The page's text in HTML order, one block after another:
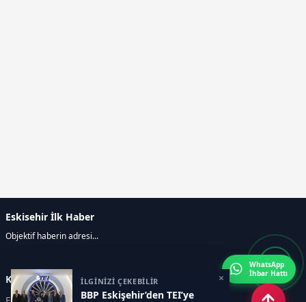
İLGİNİZİ ÇEKEBİLİR
BBP Eskişehir’den TEI’ye
×
Eskisehir İlk Haber
Objektif haberin adresi...
Kategoriler
WhatsApp
İhbar Hattı